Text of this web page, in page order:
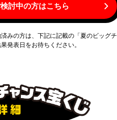
討中の方はこちら
みの方は、下記に記載の「夏のビッグチ
発表日をお待ちください。